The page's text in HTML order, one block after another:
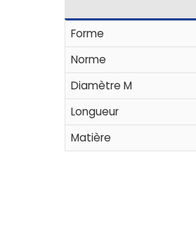
Forme
Norme
Diamètre M
Longueur
Matière